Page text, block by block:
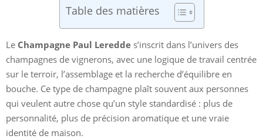
Table des matières
Le Champagne Paul Leredde s’inscrit dans l’univers des
champagnes de vignerons, avec une logique de travail centrée
sur le terroir, l’assemblage et la recherche d’équilibre en
bouche. Ce type de champagne plaît souvent aux personnes
qui veulent autre chose qu’un style standardisé : plus de
personnalité, plus de précision aromatique et une vraie
identité de maison.